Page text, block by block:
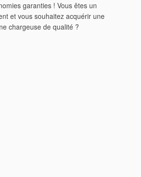
garanties ! Vous êtes un
et vous souhaitez acquérir une
chargeuse de qualité ?